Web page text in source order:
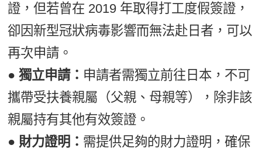
證，但若曾在 2019 年取得打工度假簽證，
卻因新型冠狀病毒影響而無法赴日者，可以
再次申請。
● 獨立申請： 申請者需獨立前往日本，不可
攜帶受扶養親屬（父親、母親等），除非該
親屬持有其他有效簽證。
● 財力證明： 需提供足夠的財力證明，確保